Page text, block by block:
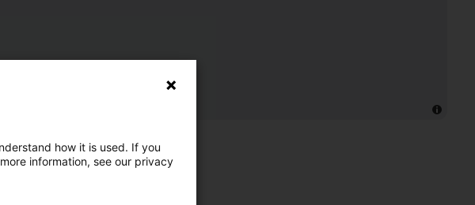
how it is used. If you
information, see our privacy